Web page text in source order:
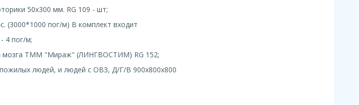
50х300 мм. RG 109 - шт;
пог/м) В комплект входит
4 пог/м;
мозга ТММ "Мираж" (ЛИНГВОСТИМ) RG 152;
людей, и людей с ОВЗ, Д/Г/В 900х800х800